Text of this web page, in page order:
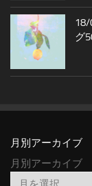
グ
月別アーカイブ
月別アーカイブ